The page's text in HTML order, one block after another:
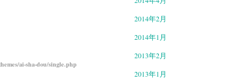
ai-sha-dou/single.php
2014年2月
2014年1月
2013年2月
2013年1月